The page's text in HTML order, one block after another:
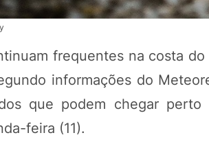
frequentes na costa
informações do
que podem chegar
feira (11).